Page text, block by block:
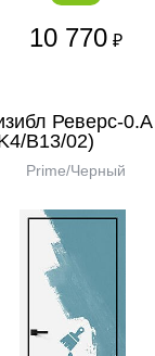
10 770 ₽
Реверс-0.А
В13/02)
Prime/Черный